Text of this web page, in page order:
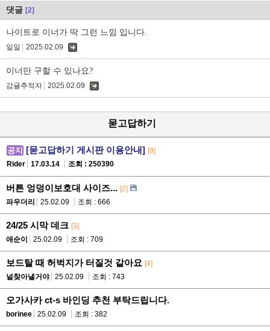
댓글 [2]
나이트로 이너가 딱 그런 느낌 입니다.
일일 2025.02.09
이너만 구할 수 있나요?
감귤추적자 2025.02.09
묻고답하기
공지 [묻고답하기 게시판 이용안내] [9]
Rider
17.03.14 조회 : 250390
버튼 엉덩이보호대 사이즈... [2]
파우더리
25.02.09 조회 : 666
24/25 시막 데크 [3]
애순이
25.02.09 조회 : 709
보드탈 때 허벅지가 터질것 같아요 [4]
널찾아낼거야
25.02.09 조회 : 743
오가사카 ct-s 바인딩 추천 부탁드립니다.
borinee 25.02.09 조회 : 382